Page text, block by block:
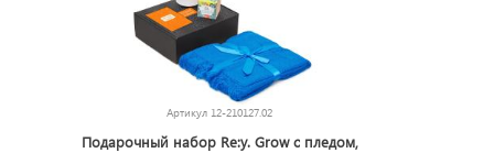
Артикул 12-210127.02
Подарочный набор Re:y. Grow с пледом,